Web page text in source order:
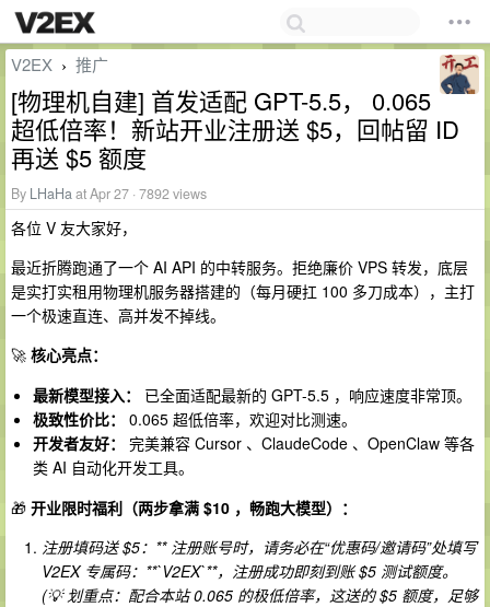
V2EX › 推广
[物理机自建] 首发适配 GPT-5.5， 0.065
超低倍率！新站开业注册送 $5，回帖留 ID
再送 $5 额度
By LHaHaat Apr 27 · 7892 views
各位 V 友大家好，
最近折腾跑通了一个 AI API 的中转服务。拒绝廉价 VPS 转发，底层
是实打实租用物理机服务器搭建的（每月硬扛 100 多刀成本），主打
一个极速直连、高并发不掉线。
🚀 核心亮点：
最新模型接入：
已全面适配最新的 GPT-5.5 ，响应速度非常顶。
极致性价比：
0.065 超低倍率，欢迎对比测速。
开发者友好：
完美兼容 Cursor 、ClaudeCode 、OpenClaw 等各
类 AI 自动化开发工具。
🎁 开业限时福利（两步拿满 $10 ，畅跑大模型）：
注册填码送 $5：** 注册账号时，请务必在“优惠码/邀请码”处填写
V2EX 专属码：**`V2EX`**，注册成功即刻到账 $5 测试额度。
(💡 划重点：配合本站 0.065 的极低倍率，这送的 $5 额度，足够